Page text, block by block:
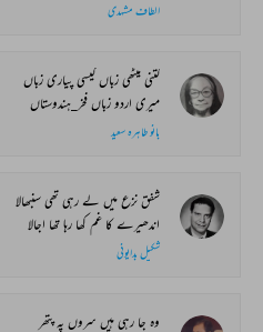
الطاف مشہدی
کتنی میٹھی زباں کیسی پیاری زباں
میری اردو زباں فخر_ہندوستاں
بانو طاہرہ سعید
شفق نزع میں لے رہی تھی سنبھالا
اندھیرے کا غم کھا رہا تھا اجالا
شکیل بدایونی
وہ جا رہی ہیں سروں پہ پتھر